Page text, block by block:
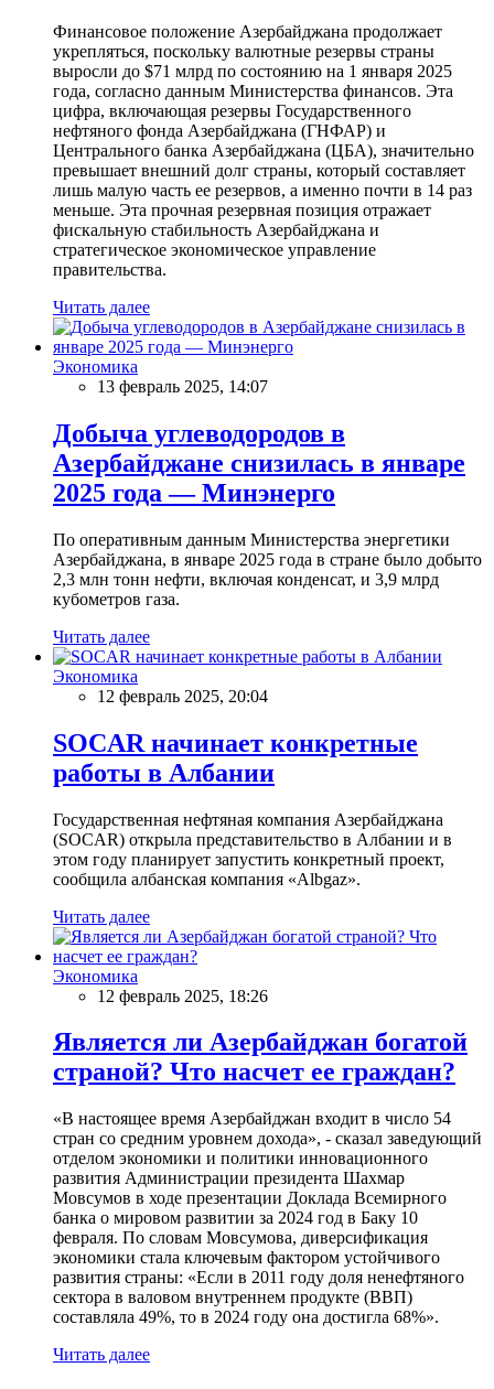
Финансовое положение Азербайджана продолжает
укрепляться, поскольку валютные резервы страны
выросли до $71 млрд по состоянию на 1 января 2025
года, согласно данным Министерства финансов. Эта
цифра, включающая резервы Государственного
нефтяного фонда Азербайджана (ГНФАР) и
Центрального банка Азербайджана (ЦБА), значительно
превышает внешний долг страны, который составляет
лишь малую часть ее резервов, а именно почти в 14 раз
меньше. Эта прочная резервная позиция отражает
фискальную стабильность Азербайджана и
стратегическое экономическое управление
правительства.
Читать далее
Экономика
13 февраль 2025, 14:07
Добыча углеводородов в
Азербайджане снизилась в январе
2025 года — Минэнерго
По оперативным данным Министерства энергетики
Азербайджана, в январе 2025 года в стране было добыто
2,3 млн тонн нефти, включая конденсат, и 3,9 млрд
кубометров газа.
Читать далее
Экономика
12 февраль 2025, 20:04
SOCAR начинает конкретные
работы в Албании
Государственная нефтяная компания Азербайджана
(SOCAR) открыла представительство в Албании и в
этом году планирует запустить конкретный проект,
сообщила албанская компания «Albgaz».
Читать далее
Экономика
12 февраль 2025, 18:26
Является ли Азербайджан богатой
страной? Что насчет ее граждан?
«В настоящее время Азербайджан входит в число 54
стран со средним уровнем дохода», - сказал заведующий
отделом экономики и политики инновационного
развития Администрации президента Шахмар
Мовсумов в ходе презентации Доклада Всемирного
банка о мировом развитии за 2024 год в Баку 10
февраля. По словам Мовсумова, диверсификация
экономики стала ключевым фактором устойчивого
развития страны: «Если в 2011 году доля ненефтяного
сектора в валовом внутреннем продукте (ВВП)
составляла 49%, то в 2024 году она достигла 68%».
Читать далее